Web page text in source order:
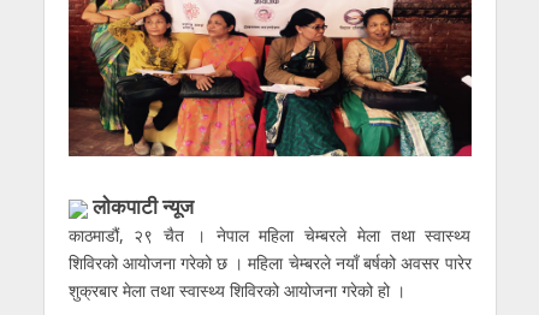
लाेकपाटी न्यूज
काठमाडौं, २९ चैत । नेपाल महिला चेम्बरले मेला तथा स्वास्थ्य
शिविरको आयोजना गरेको छ । महिला चेम्बरले नयाँ बर्षको अवसर पारेर
शुक्रबार मेला तथा स्वास्थ्य शिविरको आयोजना गरेको हो ।